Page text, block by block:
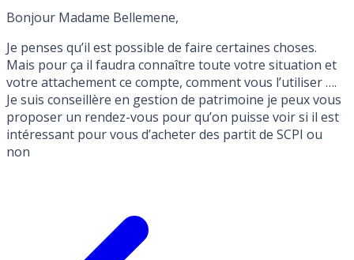
Bonjour Madame Bellemene,
Je penses qu’il est possible de faire certaines choses.
Mais pour ça il faudra connaître toute votre situation et
votre attachement ce compte, comment vous l’utiliser ….
Je suis conseillère en gestion de patrimoine je peux vous
proposer un rendez-vous pour qu’on puisse voir si il est
intéressant pour vous d’acheter des partit de SCPI ou
non